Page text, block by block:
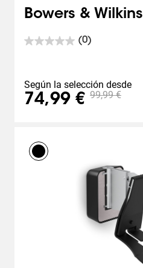
Bowers & Wilkins
(0)
0.0
estrellas.
Según la selección desde
74,99 € 99,99 €